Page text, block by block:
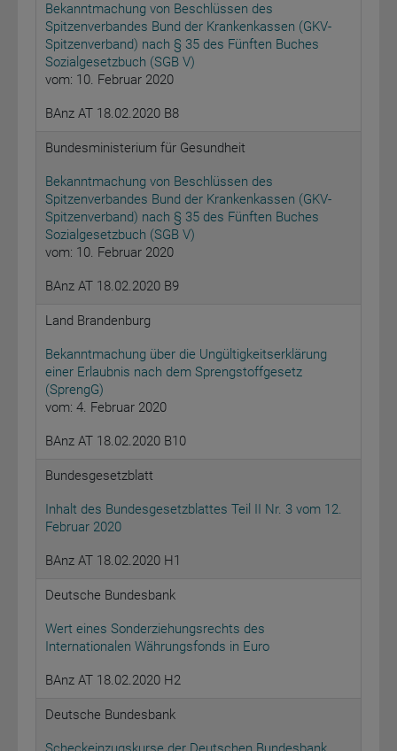
Bekanntmachung von Beschlüssen des
Spitzenverbandes Bund der Krankenkassen (GKV-
Spitzenverband) nach § 35 des Fünften Buches
Sozialgesetzbuch (SGB V)
vom: 10. Februar 2020
BAnz AT 18.02.2020 B8
Bundesministerium für Gesundheit
Bekanntmachung von Beschlüssen des
Spitzenverbandes Bund der Krankenkassen (GKV-
Spitzenverband) nach § 35 des Fünften Buches
Sozialgesetzbuch (SGB V)
vom: 10. Februar 2020
BAnz AT 18.02.2020 B9
Land Brandenburg
Bekanntmachung über die Ungültigkeitserklärung
einer Erlaubnis nach dem Sprengstoffgesetz
(SprengG)
vom: 4. Februar 2020
BAnz AT 18.02.2020 B10
Bundesgesetzblatt
Inhalt des Bundesgesetzblattes Teil II Nr. 3 vom 12.
Februar 2020
BAnz AT 18.02.2020 H1
Deutsche Bundesbank
Wert eines Sonderziehungsrechts des
Internationalen Währungsfonds in Euro
BAnz AT 18.02.2020 H2
Deutsche Bundesbank